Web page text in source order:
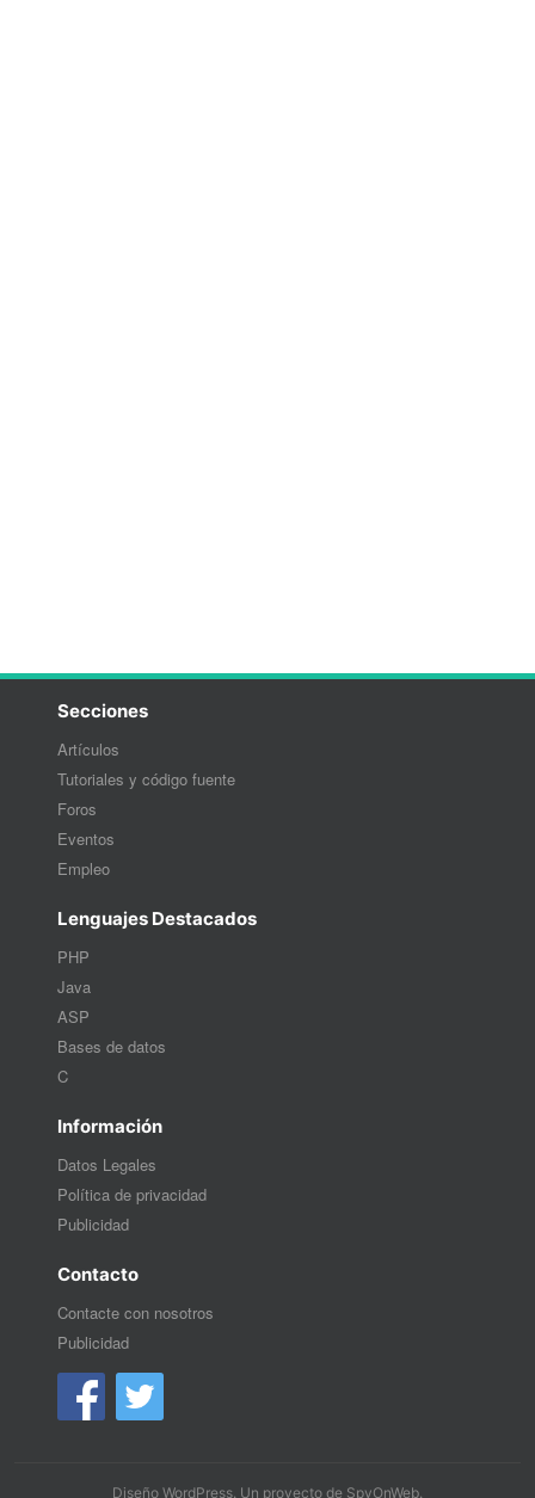
Secciones
Artículos
Tutoriales y código fuente
Foros
Eventos
Empleo
Lenguajes Destacados
PHP
Java
ASP
Bases de datos
C
Información
Datos Legales
Política de privacidad
Publicidad
Contacto
Contacte con nosotros
Publicidad
Diseño WordPress. Un proyecto de SpyOnWeb.